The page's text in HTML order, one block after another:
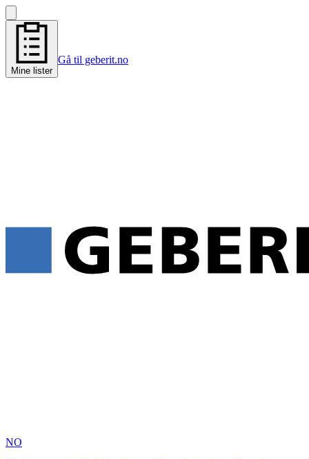
Mine lister
Gå til geberit.no
NO